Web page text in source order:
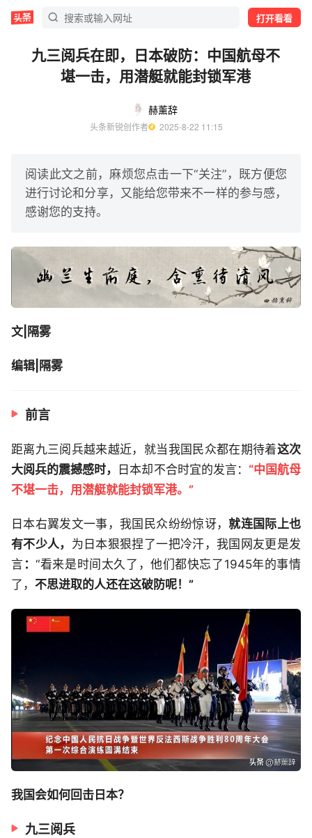
打开看看
九三阅兵在即，日本破防：中国航母不
堪一击，用潜艇就能封锁军港
赫薰辞
头条新锐创作者
  2025-8-22 11:15
阅读此文之前，麻烦您点击一下“关注”，既方便您
进行讨论和分享，又能给您带来不一样的参与感，
感谢您的支持。
文|隔雾
编辑|隔雾
前言
距离九三阅兵越来越近，就当我国民众都在期待着这次
大阅兵的震撼感时，
日本却不合时宜的发言： “中国航母
不堪一击，用潜艇就能封锁军港。”
日本右翼发文一事，我国民众纷纷惊讶，就连国际上也
有不少人， 为日本狠狠捏了一把冷汗，我国网友更是发
言 ：“看来是时间太久了，他们都快忘了1945年的事情
了， 不思进取的人还在这破防呢！”
我国会如何回击日本？
九三阅兵